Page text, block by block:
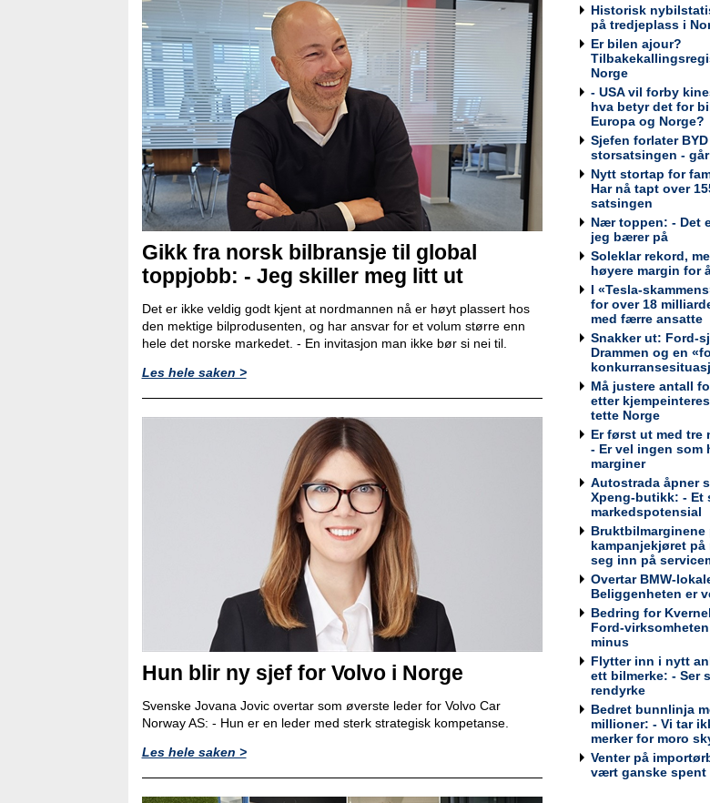
Gikk fra norsk bilbransje til global
toppjobb: - Jeg skiller meg litt ut
Det er ikke veldig godt kjent at nordmannen nå er høyt plassert hos
den mektige bilprodusenten, og har ansvar for et volum større enn
hele det norske markedet. - En invitasjon man ikke bør si nei til.
Les hele saken >
Hun blir ny sjef for Volvo i Norge
Svenske Jovana Jovic overtar som øverste leder for Volvo Car
Norway AS: - Hun er en leder med sterk strategisk kompetanse.
Les hele saken >
Møller Bil Outlet
Sulland Lier
Teknisk
Viking
Avdelingsleder /
Mekonomen
Bilmekaniker /
Tesla
Bilmekaniker /
Bodø
Tesla
Bilmekaniker /
Tesla
Historisk
på tredjeplass i
Er bilen ajour?
Norge
- USA vil forby
hva betyr det for
Europa og Norge?
Sjefen forlater
storsatsingen -
Nytt stortap for
Har nå tapt over
satsingen
Nær toppen: - Det
jeg bærer på
Soleklar rekord,
høyere margin for
I «Tesla-
for over 18
med færre ansatte
Snakker ut: Ford-
Drammen og en
Må justere antall
etter
tette Norge
Er først ut med tre
- Er vel ingen som
marginer
Autostrada åpner
Xpeng-butikk: - Et
markedspotensial
Bruktbilmarginene
kampanjekjøret
seg inn på
Overtar BMW-
Beliggenheten er
Bedring for
Ford-
minus
Flytter inn i nytt
ett bilmerke: - Ser
rendyrke
Bedret bunnlinja
millioner: - Vi tar
merker for moro
Venter på
vært ganske spent